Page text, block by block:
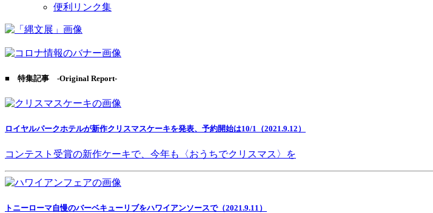
便利リンク集
■ 特集記事 -Original Report-
ロイヤルパークホテルが新作クリスマスケーキを発表、予約開始は10/1（2021.9.12）
コンテスト受賞の新作ケーキで、今年も〈おうちでクリスマス〉を
トニーローマ自慢のバーベキューリブをハワイアンソースで（2021.9.11）